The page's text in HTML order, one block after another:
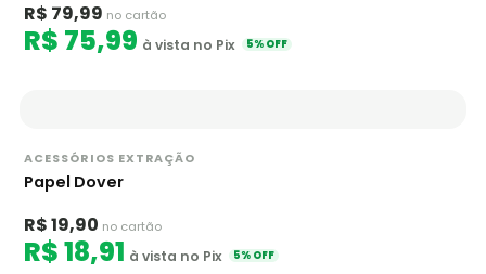
R$ 79,99 no cartão
R$ 75,99 à vista no Pix 5% OFF
ACESSÓRIOS EXTRAÇÃO
Papel Dover
R$ 19,90 no cartão
R$ 18,91 à vista no Pix 5% OFF